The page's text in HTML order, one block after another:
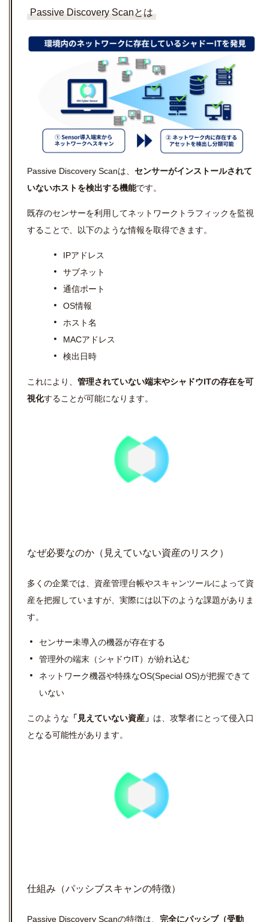
Passive Discovery Scanとは
Passive Discovery Scanは、 センサーがインストールされて
いないホストを検出する機能です。
既存のセンサーを利用してネットワークトラフィックを監視
することで、以下のような情報を取得できます。
IPアドレス
サブネット
通信ポート
OS情報
ホスト名
MACアドレス
検出日時
これにより、 管理されていない端末やシャドウITの存在を可
視化することが可能になります。
なぜ必要なのか（見えていない資産のリスク）
多くの企業では、資産管理台帳やスキャンツールによって資
産を把握していますが、実際には以下のような課題がありま
す。
センサー未導入の機器が存在する
管理外の端末（シャドウIT）が紛れ込む
ネットワーク機器や特殊なOS(Special OS)が把握できて
いない
このような 「見えていない資産」 は、攻撃者にとって侵入口
となる可能性があります。
仕組み（パッシブスキャンの特徴）
Passive Discovery Scanの特徴は、 完全にパッシブ（受動